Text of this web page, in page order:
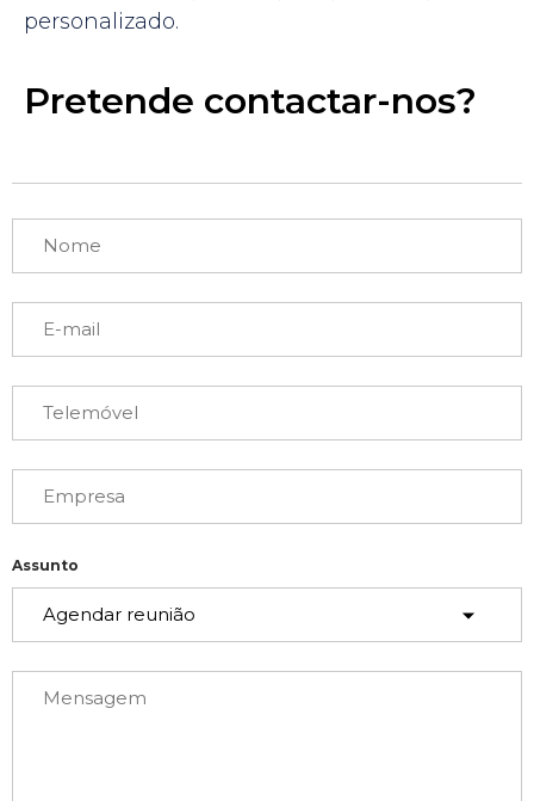
personalizado.
Pretende contactar-nos?
Assunto